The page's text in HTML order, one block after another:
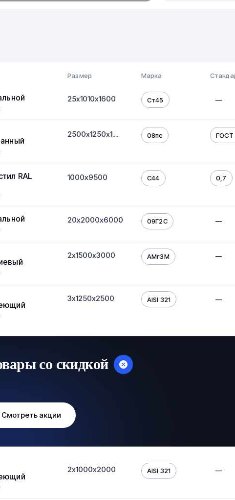
Размер Марка
25х1010х1600 Ст45 —
2500х1250х1.... 08пс ГОСТ
RAL
1000х9500 С44 0,7
20х2000х6000 09Г2С —
2х1500х3000 АМг3М —
3х1250х2500 AISI 321 —
со скидкой
Смотреть акции
2х1000х2000 AISI 321 —